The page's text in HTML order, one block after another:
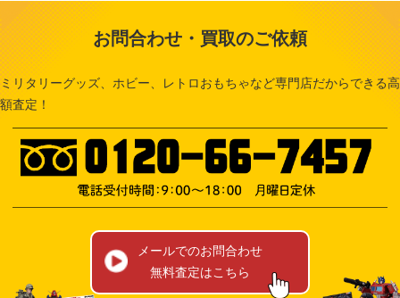
お問合わせ・買取のご依頼
ミリタリーグッズ、ホビー、レトロおもちゃなど専門店だからできる高
額査定！
メールでのお問合わせ
無料査定はこちら